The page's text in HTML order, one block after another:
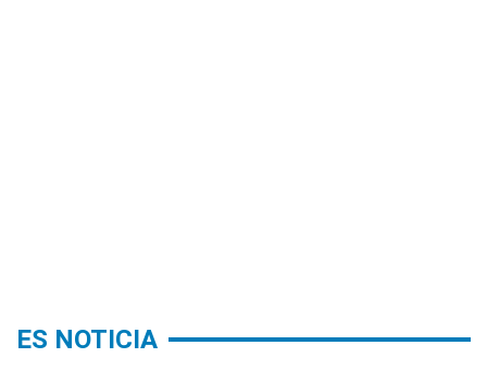
ES NOTICIA